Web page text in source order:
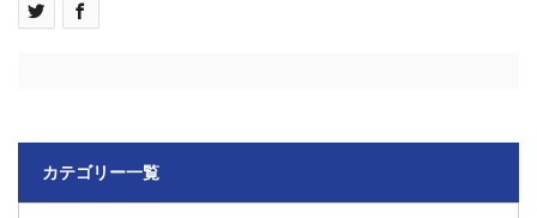
カテゴリー一覧